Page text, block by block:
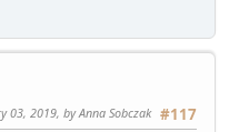
#117
03, 2019, by Anna Sobczak